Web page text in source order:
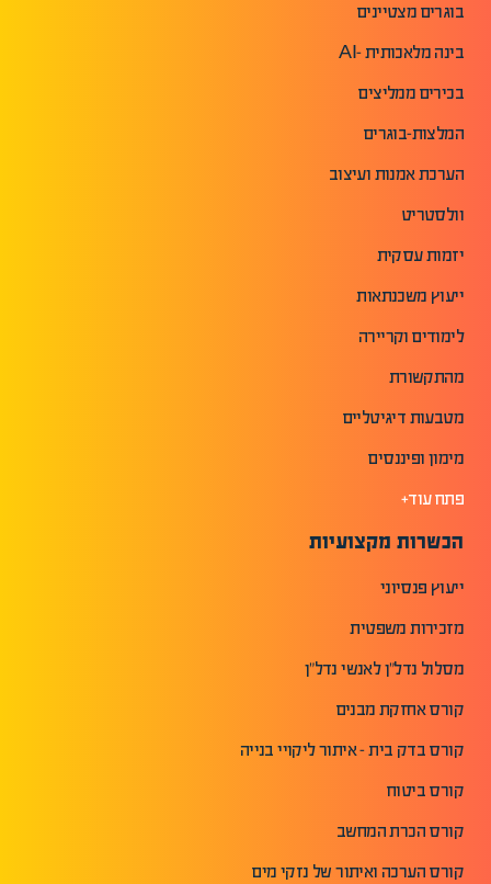
בוגרים מצטיינים
בינה מלאכותית -AI
בכירים ממליצים
המלצות-בוגרים
הערכת אמנות ועיצוב
וולסטריט
יזמות עסקית
ייעוץ משכנתאות
לימודים וקריירה
מהתקשורת
מטבעות דיגיטליים
מימון ופיננסים
פתח עוד+
הכשרות מקצועיות
ייעוץ פנסיוני
מזכירות משפטית
מסלול נדל"ן לאנשי נדל"ן
קורס אחזקת מבנים
קורס בדק בית - איתור ליקויי בנייה
קורס ביטוח
קורס הכרת המחשב
קורס הערכה ואיתור של נזקי מים